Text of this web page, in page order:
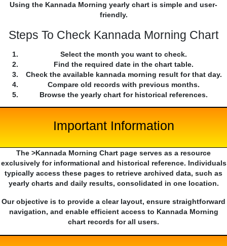
Using the Kannada Morning yearly chart is simple and user-
friendly.
Steps To Check Kannada Morning Chart
Select the month you want to check.
Find the required date in the chart table.
Check the available kannada morning result for that day.
Compare old records with previous months.
Browse the yearly chart for historical references.
Important Information
The >Kannada Morning Chart page serves as a resource
exclusively for informational and historical reference. Individuals
typically access these pages to retrieve archived data, such as
yearly charts and daily results, consolidated in one location.
Our objective is to provide a clear layout, ensure straightforward
navigation, and enable efficient access to Kannada Morning
chart records for all users.